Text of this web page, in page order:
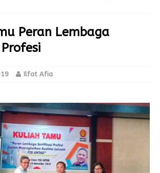
Peran Lembaga
Ilfat Afia